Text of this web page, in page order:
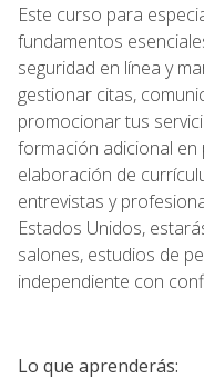
Este curso para
fundamentos
seguridad en línea y
gestionar citas,
promocionar tus
formación adicional
elaboración de
entrevistas y
Estados Unidos,
salones, estudios de
independiente con
Lo que aprenderás: